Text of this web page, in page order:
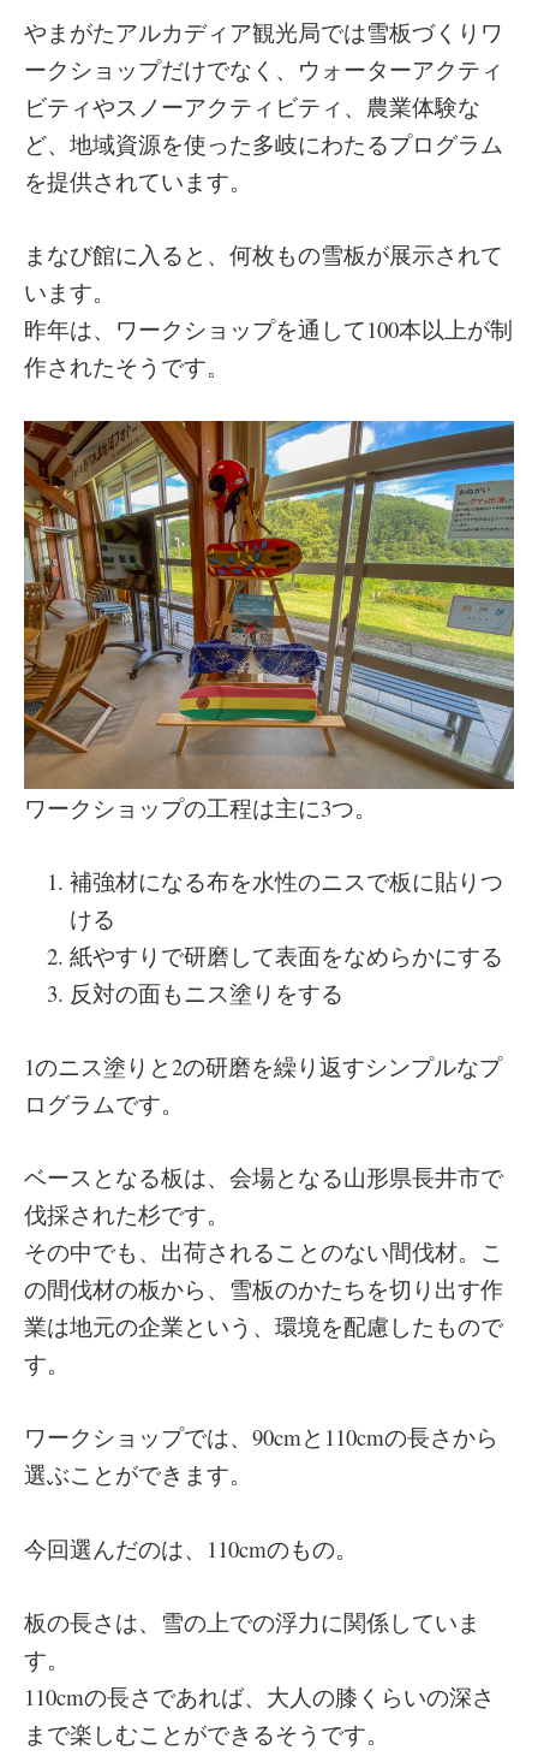
やまがたアルカディア観光局では雪板づくりワ
ークショップだけでなく、ウォーターアクティ
ビティやスノーアクティビティ、農業体験な
ど、地域資源を使った多岐にわたるプログラム
を提供されています。
まなび館に入ると、何枚もの雪板が展示されて
います。
昨年は、ワークショップを通して100本以上が制
作されたそうです。
ワークショップの工程は主に3つ。
補強材になる布を水性のニスで板に貼りつ
ける
紙やすりで研磨して表面をなめらかにする
反対の面もニス塗りをする
1のニス塗りと2の研磨を繰り返すシンプルなプ
ログラムです。
ベースとなる板は、会場となる山形県長井市で
伐採された杉です。
その中でも、出荷されることのない間伐材。こ
の間伐材の板から、雪板のかたちを切り出す作
業は地元の企業という、環境を配慮したもので
す。
ワークショップでは、90cmと110cmの長さから
選ぶことができます。
今回選んだのは、110cmのもの。
板の長さは、雪の上での浮力に関係していま
す。
110cmの長さであれば、大人の膝くらいの深さ
まで楽しむことができるそうです。